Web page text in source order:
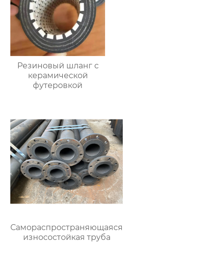
Резиновый шланг с
керамической
футеровкой
Самораспространяющаяся
износостойкая труба